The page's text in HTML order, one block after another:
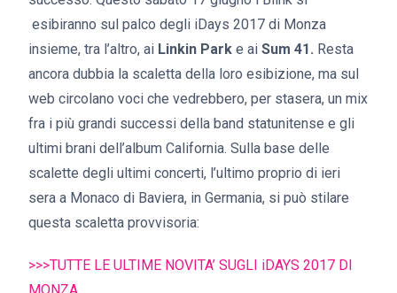
esibiranno sul palco degli iDays 2017 di Monza
insieme, tra l’altro, ai Linkin Park e ai Sum 41. Resta
ancora dubbia la scaletta della loro esibizione, ma sul
web circolano voci che vedrebbero, per stasera, un mix
fra i più grandi successi della band statunitense e gli
ultimi brani dell’album California. Sulla base delle
scalette degli ultimi concerti, l’ultimo proprio di ieri
sera a Monaco di Baviera, in Germania, si può stilare
questa scaletta provvisoria:
>>>TUTTE LE ULTIME NOVITA’ SUGLI iDAYS 2017 DI